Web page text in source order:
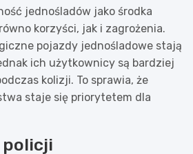
jednośladów jako środka
korzyści, jak i zagrożenia.
pojazdy jednośladowe stają
ich użytkownicy są bardziej
kolizji. To sprawia, że
staje się priorytetem dla
policji